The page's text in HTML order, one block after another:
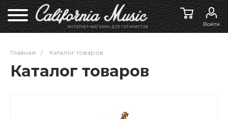
Войти
Главная / Каталог товаров
Каталог товаров